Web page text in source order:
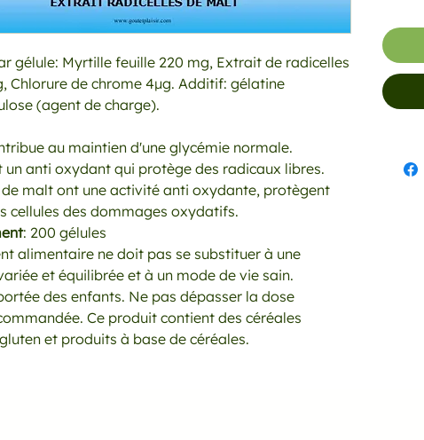
gélule: Myrtille feuille 220 mg, Extrait de radicelles
Chlorure de chrome 4µg. Additif: gélatine
(agent de charge).
au maintien d'une glycémie normale.
un anti oxydant qui protège des radicaux libres.
de malt ont une activité anti oxydante, protègent
cellules des dommages oxydatifs.
: 200 gélules
alimentaire ne doit pas se substituer à une
et équilibrée et à un mode de vie sain.
des enfants. Ne pas dépasser la dose
Ce produit contient des céréales
et produits à base de céréales.